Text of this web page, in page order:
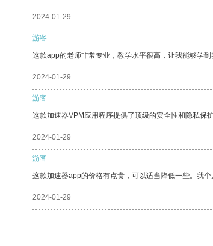
2024-01-29
游客
这款app的老师非常专业，教学水平很高，让我能够学到
2024-01-29
游客
这款加速器VPM应用程序提供了顶级的安全性和隐私保护
2024-01-29
游客
这款加速器app的价格有点贵，可以适当降低一些。我
2024-01-29